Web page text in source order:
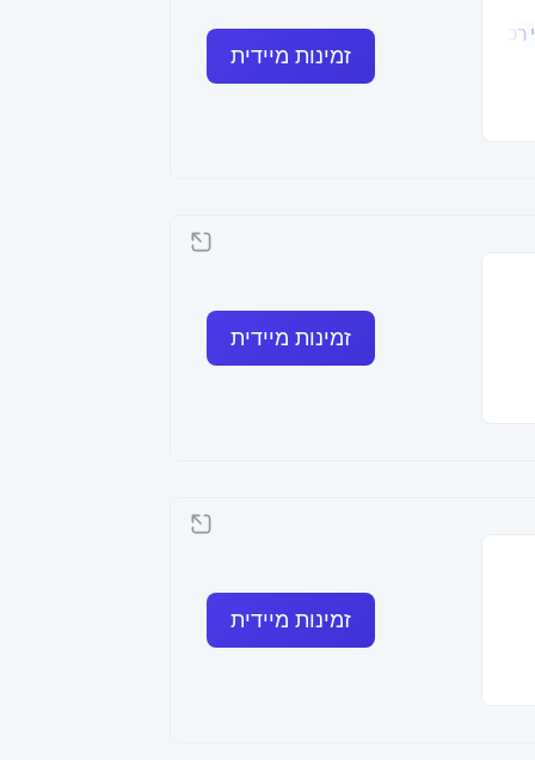
זמינות מיידית
זמינות מיידית
זמינות מיידית